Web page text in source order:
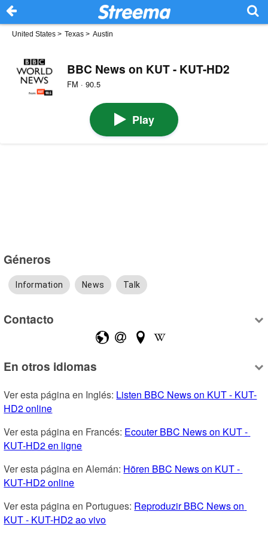
United States > Texas > Austin
BBC News on KUT - KUT-HD2
FM · 90.5
Play
Géneros
Information News Talk
Contacto
En otros idiomas
Ver esta página en Inglés: Listen BBC News on KUT - KUT-
HD2 online
Ver esta página en Francés: Ecouter BBC News on KUT -
KUT-HD2 en ligne
Ver esta página en Alemán: Hören BBC News on KUT -
KUT-HD2 online
Ver esta página en Portugues: Reproduzir BBC News on
KUT - KUT-HD2 ao vivo